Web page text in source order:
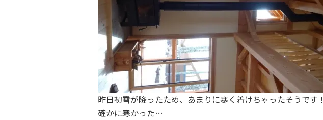
昨日初雪が降ったため、あまりに寒く着けちゃったそうです！
確かに寒かった…